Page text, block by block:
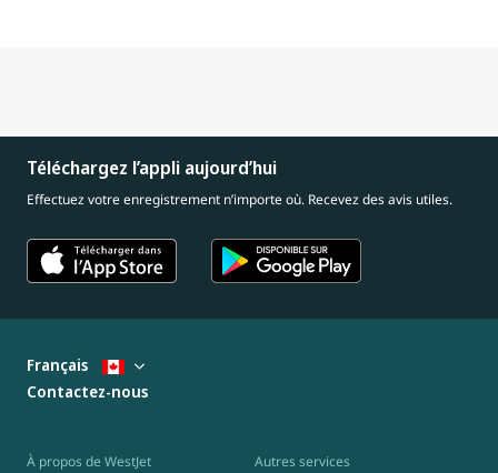
Téléchargez l’appli aujourd’hui
Effectuez votre enregistrement n’importe où. Recevez des avis utiles.
À propos de WestJet Autres services
Français
Contactez-nous